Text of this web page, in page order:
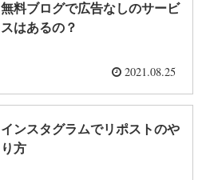
無料ブログで広告なしのサービ
スはあるの？
2021.08.25
インスタグラムでリポストのや
り方